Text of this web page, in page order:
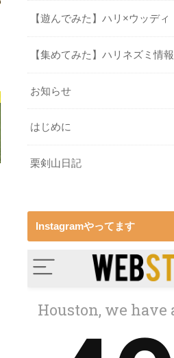
【遊んでみた】ハリ×ウッディ
【集めてみた】ハリネズミ情報
お知らせ
はじめに
栗剣山日記
Instagramやってます